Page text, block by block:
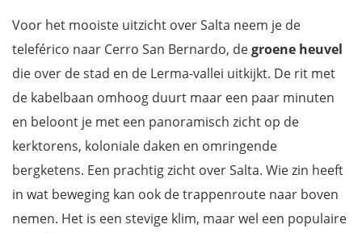
Voor het mooiste uitzicht over Salta neem je de
teleférico naar Cerro San Bernardo, degroene heuvel
die over de stad en de Lerma-vallei uitkijkt. De rit met
de kabelbaan omhoog duurt maar een paar minuten
en beloont je met een panoramisch zicht op de
kerktorens, koloniale daken en omringende
bergketens. Een prachtig zicht over Salta. Wie zin heeft
in wat beweging kan ook de trappenroute naar boven
nemen. Het is een stevige klim, maar wel een populaire